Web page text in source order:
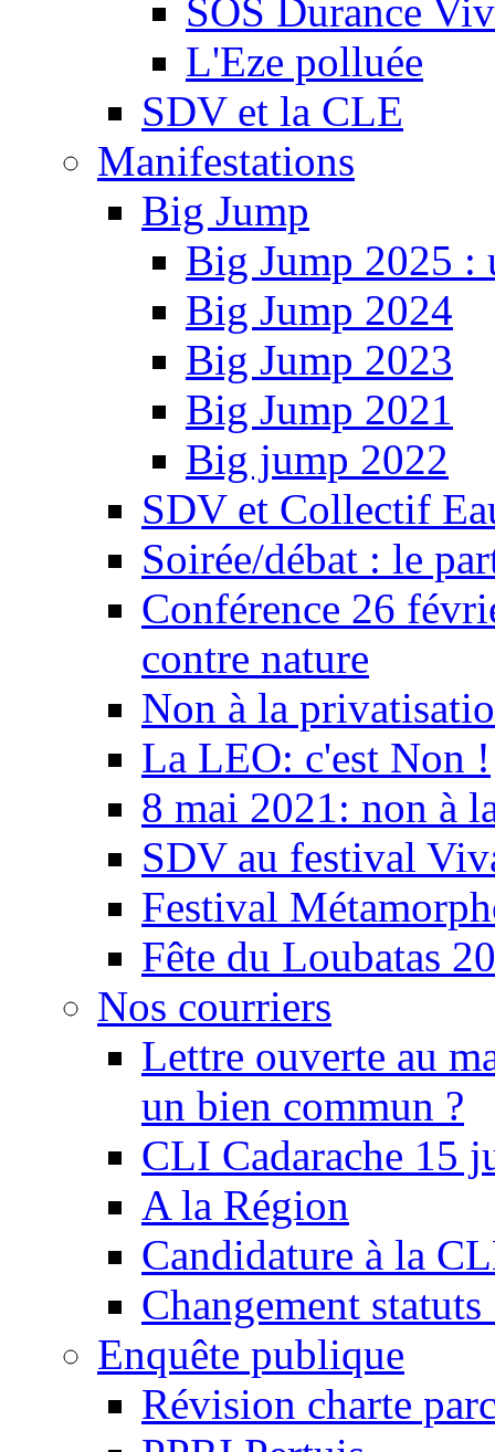
SOS Durance
L'Eze polluée
SDV et la CLE
Manifestations
Big Jump
Big Jump 2025 :
Big Jump 2024
Big Jump 2023
Big Jump 2021
Big jump 2022
SDV et Collectif
Soirée/débat : le
Conférence 26
contre nature
Non à la
La LEO: c'est Non !
8 mai 2021: non à
SDV au festival
Festival
Fête du Loubatas
Nos courriers
Lettre ouverte au
un bien commun ?
CLI Cadarache 15
A la Région
Candidature à la
Changement
Enquête publique
Révision charte